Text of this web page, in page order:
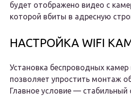
будет отображено видео с
которой вбиты в адресную
НАСТРОЙКА WIFI
Установка беспроводных
позволяет упростить монтаж
Главное условие — стабильный